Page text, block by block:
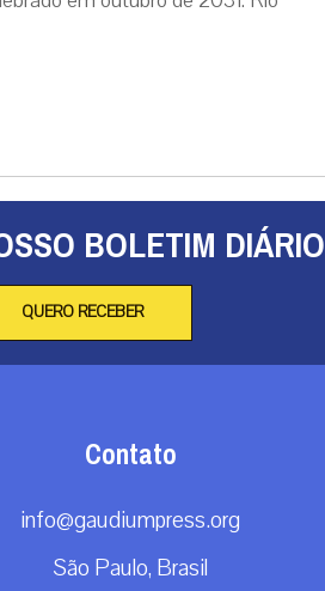
BOLETIM DIÁRIO
QUERO RECEBER
Contato
info@gaudiumpress.org
São Paulo, Brasil